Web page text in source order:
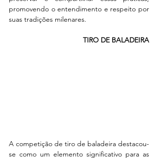
promovendo o entendimento e respeito por
suas tradições milenares.
TIRO DE BALADEIRA
A competição de tiro de baladeira destacou-
se como um elemento significativo para as